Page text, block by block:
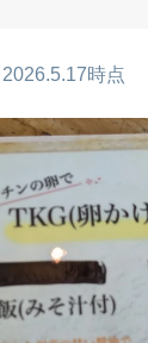
時点